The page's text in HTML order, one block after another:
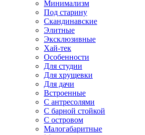
Минимализм
Под старину
Скандинавские
Элитные
Эксклюзивные
Хай-тек
Особенности
Для студии
Для хрущевки
Для дачи
Встроенные
С антресолями
С барной стойкой
С островом
Малогабаритные